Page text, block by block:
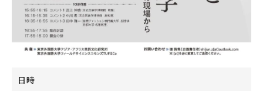
日時